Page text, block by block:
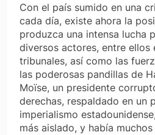
Con el país sumido en una
cada día, existe ahora la
produzca una intensa lucha
diversos actores, entre ellos
tribunales, así como las
las poderosas pandillas de
Moïse, un presidente
derechas, respaldado en un
imperialismo
más aislado, y había